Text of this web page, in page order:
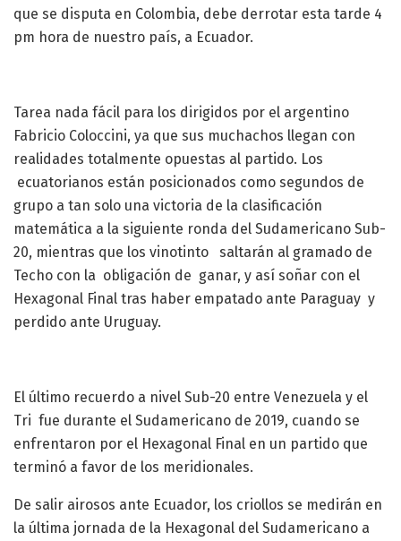
que se disputa en Colombia, debe derrotar esta tarde 4
pm hora de nuestro país, a Ecuador.
Tarea nada fácil para los dirigidos por el argentino
Fabricio Coloccini, ya que sus muchachos llegan con
realidades totalmente opuestas al partido. Los
ecuatorianos están posicionados como segundos de
grupo a tan solo una victoria de la clasificación
matemática a la siguiente ronda del Sudamericano Sub-
20, mientras que los vinotinto saltarán al gramado de
Techo con la obligación de ganar, y así soñar con el
Hexagonal Final tras haber empatado ante Paraguay y
perdido ante Uruguay.
El último recuerdo a nivel Sub-20 entre Venezuela y el
Tri fue durante el Sudamericano de 2019, cuando se
enfrentaron por el Hexagonal Final en un partido que
terminó a favor de los meridionales.
De salir airosos ante Ecuador, los criollos se medirán en
la última jornada de la Hexagonal del Sudamericano a